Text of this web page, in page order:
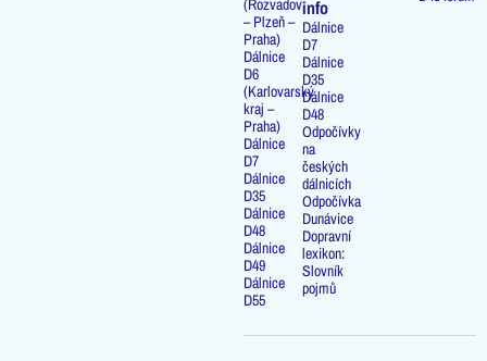
(Rozvadov
– Plzeň –
Praha)
Dálnice
D6
(Karlovarský
kraj –
Praha)
Dálnice
D7
Dálnice
D35
Dálnice
D48
Dálnice
D49
Dálnice
D55
info
Dálnice
D7
Dálnice
D35
Dálnice
D48
Odpočívky
na
českých
dálnicích
Odpočívka
Dunávice
Dopravní
lexikon:
Slovník
pojmů